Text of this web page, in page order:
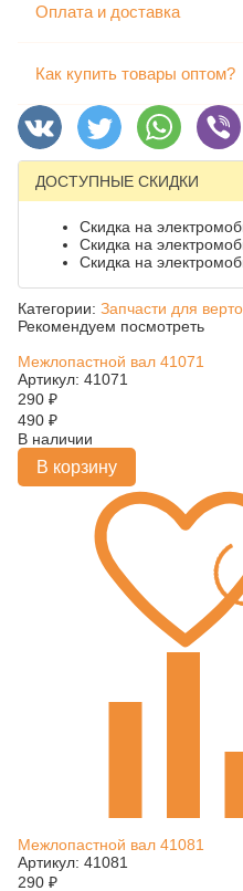
Оплата и доставка
Как купить товары оптом?
ДОСТУПНЫЕ СКИДКИ
Скидка на
Скидка на
Скидка на
Категории: Запчасти для
Рекомендуем посмотреть
Межлопастной вал 41071
Артикул: 41071
290 ₽
490 ₽
В наличии
В корзину
Межлопастной вал 41081
Артикул: 41081
290 ₽